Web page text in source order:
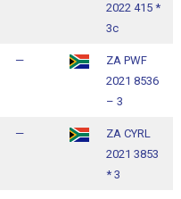
2022 415 *
3c
—
ZA PWF
2021 8536
– 3
—
ZA CYRL
2021 3853
* 3